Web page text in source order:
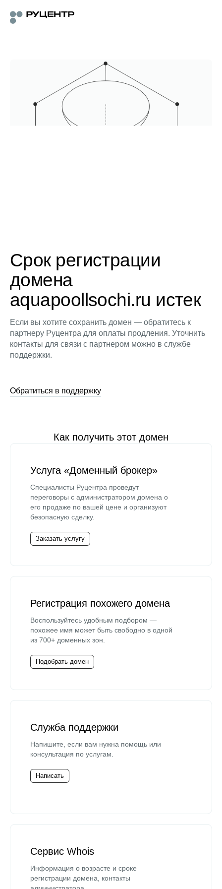
Срок регистрации
домена
aquapoollsochi.ru истек
Если вы хотите сохранить домен — обратитесь к
партнеру Руцентра для оплаты продления. Уточнить
контакты для связи с партнером можно в службе
поддержки.
Обратиться в поддержку
Как получить этот домен
Услуга «Доменный брокер»
Специалисты Руцентра проведут
переговоры с администратором домена о
его продаже по вашей цене и организуют
безопасную сделку.
Заказать услугу
Регистрация похожего домена
Воспользуйтесь удобным подбором —
похожее имя может быть свободно в одной
из 700+ доменных зон.
Подобрать домен
Служба поддержки
Напишите, если вам нужна помощь или
консультация по услугам.
Написать
Сервис Whois
Информация о возрасте и сроке
регистрации домена, контакты